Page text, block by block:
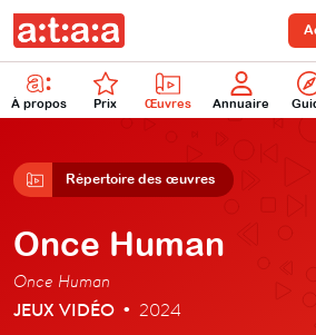
À propos Prix Œuvres Annuaire
Répertoire des œuvres
Once Human
Once Human
JEUX VIDÉO • 2024